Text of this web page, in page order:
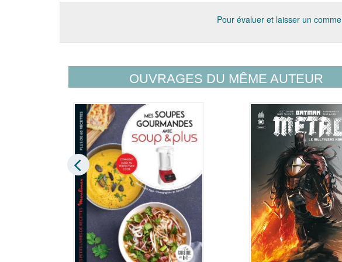
Pour évaluer et laisser un
OUVRAGES DU MÊME AUTEUR